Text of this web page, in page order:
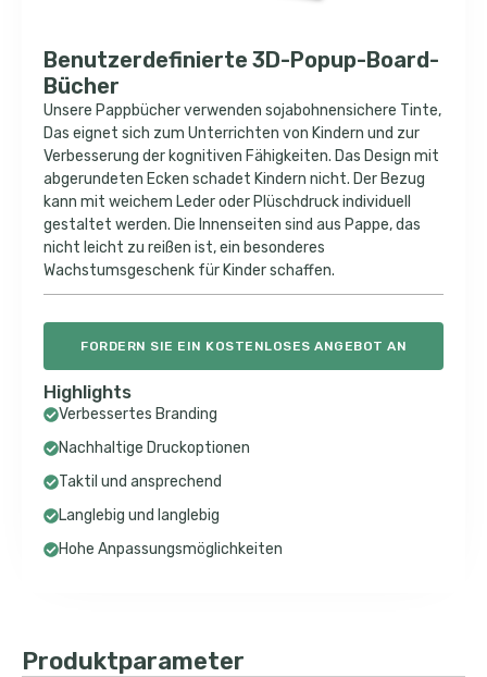
Benutzerdefinierte 3D-Popup-Board-
Bücher
Unsere Pappbücher verwenden sojabohnensichere Tinte,
Das eignet sich zum Unterrichten von Kindern und zur
Verbesserung der kognitiven Fähigkeiten. Das Design mit
abgerundeten Ecken schadet Kindern nicht. Der Bezug
kann mit weichem Leder oder Plüschdruck individuell
gestaltet werden. Die Innenseiten sind aus Pappe, das
nicht leicht zu reißen ist, ein besonderes
Wachstumsgeschenk für Kinder schaffen.
FORDERN SIE EIN KOSTENLOSES ANGEBOT AN
Highlights
Verbessertes Branding
Nachhaltige Druckoptionen
Taktil und ansprechend
Langlebig und langlebig
Hohe Anpassungsmöglichkeiten
Produktparameter